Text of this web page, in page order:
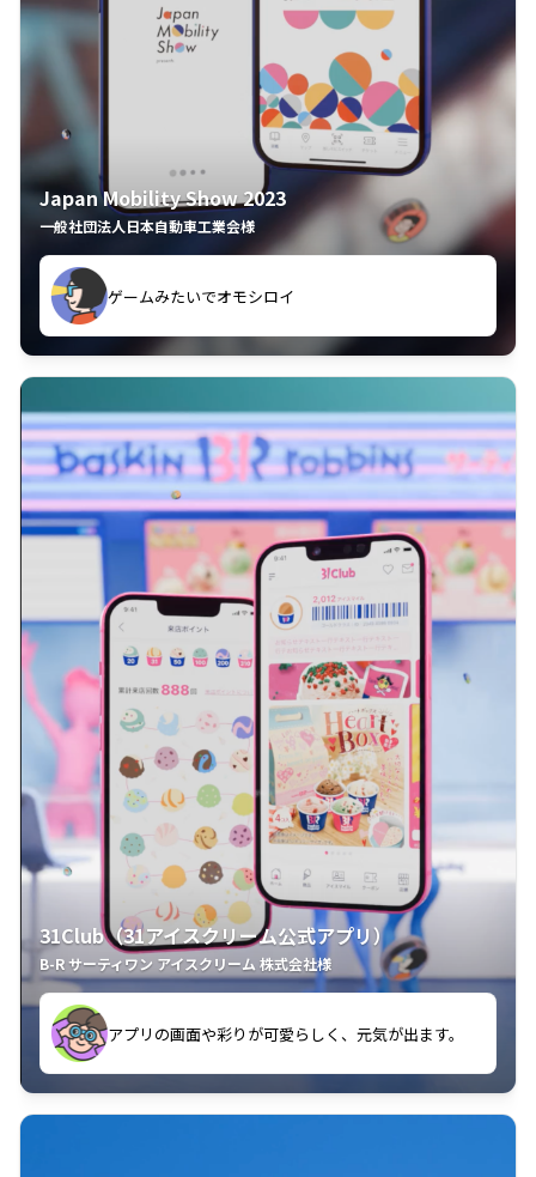
Japan Mobility Show 2023
一般社団法人日本自動車工業会様
ゲームみたいでオモシロイ
久々のモーターショーがアプリでもっと楽しめました
31Club（31アイスクリーム公式アプリ）
B-R サーティワン アイスクリーム 株式会社様
アプリの画面や彩りが可愛らしく、元気が出ます。
クラスごとに特典があるようなので使うのが楽しいで
す。